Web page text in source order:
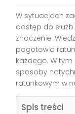
W sytuacjach
dostęp do
znaczenie.
pogotowia
każdego. W
sposoby
ratunkowym w
Spis treści